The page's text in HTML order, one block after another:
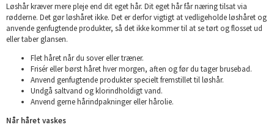
Løshår kræver mere pleje end dit eget hår. Dit eget hår får næring tilsat via
rødderne. Det gør løshåret ikke. Det er derfor vigtigt at vedligeholde løshåret og
anvende genfugtende produkter, så det ikke kommer til at se tørt og flosset ud
eller taber glansen.
Flet håret når du sover eller træner.
Frisér eller børst håret hver morgen, aften og før du tager brusebad.
Anvend genfugtende produkter specielt fremstillet til løshår.
Undgå saltvand og klorindholdigt vand.
Anvend gerne hårindpakninger eller hårolie.
Når håret vaskes